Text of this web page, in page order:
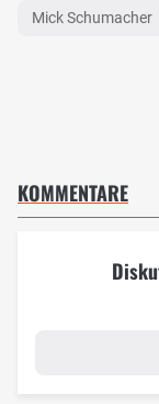
Mick Schumacher
KOMMENTARE